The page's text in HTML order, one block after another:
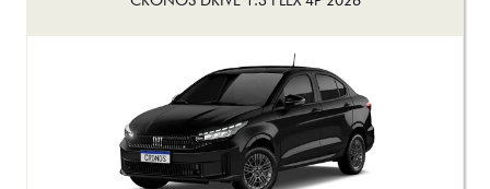
FALE AGORA: (61) 99258-3731
FINANCIAMENTO
De: R$ 183.990,00
R$ 179.000,00